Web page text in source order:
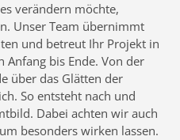
verändern möchte,
Unser Team übernimmt
und betreut Ihr Projekt in
bis Ende. Von der
über das Glätten der
So entsteht nach und
Dabei achten wir auch
besonders wirken lassen.